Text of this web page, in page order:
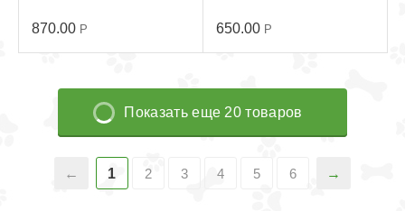
870.00 Р 650.00 Р
Показать еще 20 товаров
1 2 3 4 5 6